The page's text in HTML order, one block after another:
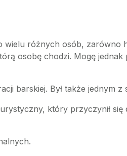
wielu różnych osób, zarówno
osobę chodzi. Mogę
barskiej. Był także jednym
który przyczynił